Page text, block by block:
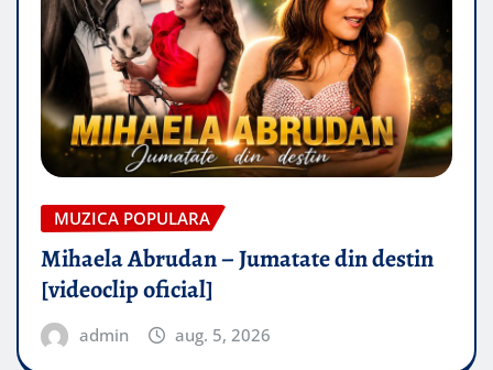
MUZICA POPULARA
Mihaela Abrudan – Jumatate din destin
[videoclip oficial]
admin aug. 5, 2026